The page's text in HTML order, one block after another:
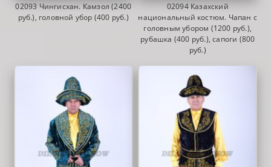
02093 Чингисхан. Камзол (2400
руб.), головной убор (400 руб.)
02094 Казахский
национальный костюм. Чапан с
головным убором (1200 руб.),
рубашка (400 руб.), сапоги (800
руб.)